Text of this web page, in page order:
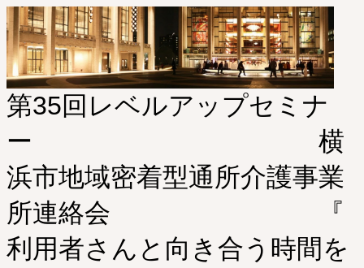
第35回レベルアップセミナ
ー 横
浜市地域密着型通所介護事業
所連絡会 『
利用者さんと向き合う時間を